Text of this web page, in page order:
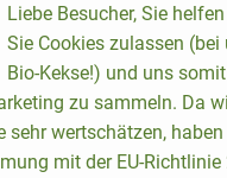
und Zitronen-Crème
7
Liebe Besucher, Sie
Sie Cookies zulassen
Bio-Kekse!) und uns
zu sammeln. Da
sehr wertschätzen, haben
mit der EU-